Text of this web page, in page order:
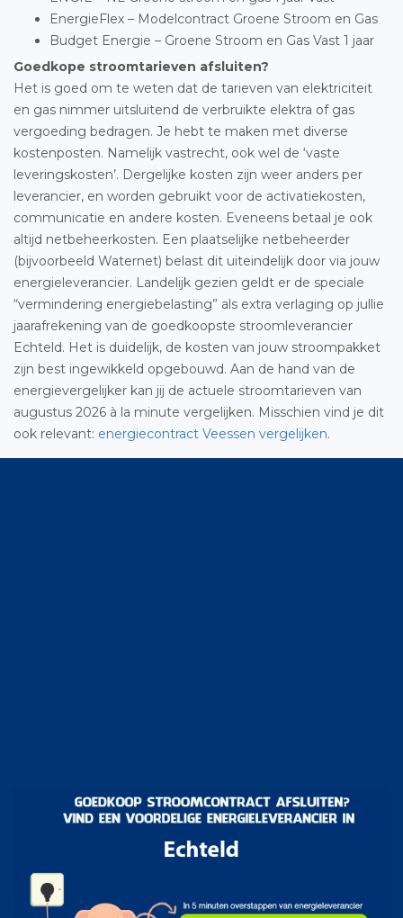
EnergieFlex – Modelcontract Groene Stroom en Gas
Budget Energie – Groene Stroom en Gas Vast 1 jaar
Goedkope stroomtarieven afsluiten?
Het is goed om te weten dat de tarieven van elektriciteit
en gas nimmer uitsluitend de verbruikte elektra of gas
vergoeding bedragen. Je hebt te maken met diverse
kostenposten. Namelijk vastrecht, ook wel de ‘vaste
leveringskosten’. Dergelijke kosten zijn weer anders per
leverancier, en worden gebruikt voor de activatiekosten,
communicatie en andere kosten. Eveneens betaal je ook
altijd netbeheerkosten. Een plaatselijke netbeheerder
(bijvoorbeeld Waternet) belast dit uiteindelijk door via jouw
energieleverancier. Landelijk gezien geldt er de speciale
“vermindering energiebelasting” als extra verlaging op jullie
jaarafrekening van de goedkoopste stroomleverancier
Echteld. Het is duidelijk, de kosten van jouw stroompakket
zijn best ingewikkeld opgebouwd. Aan de hand van de
energievergelijker kan jij de actuele stroomtarieven van
augustus 2026 à la minute vergelijken. Misschien vind je dit
ook relevant: energiecontract Veessen vergelijken.